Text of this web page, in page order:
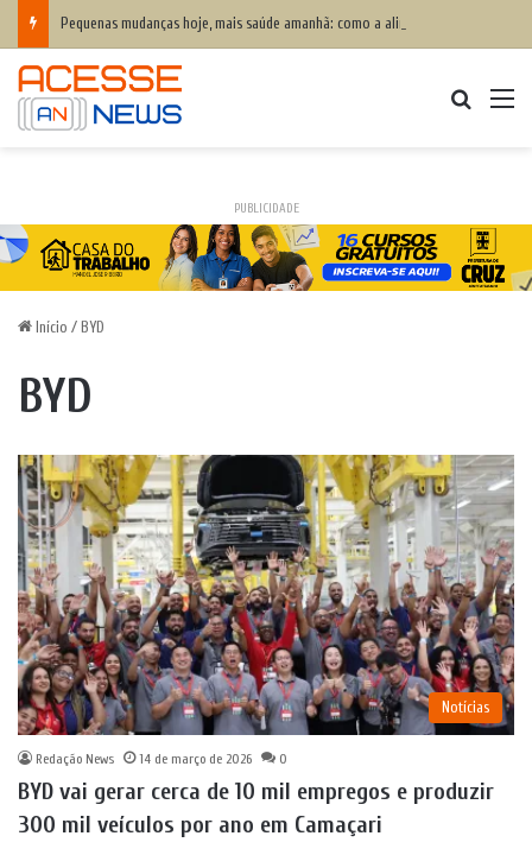
PUBLICIDADE
Início / BYD
BYD
Notícias
Redação News 14 de março de 2026 0
BYD vai gerar cerca de 10 mil empregos e produzir
300 mil veículos por ano em Camaçari